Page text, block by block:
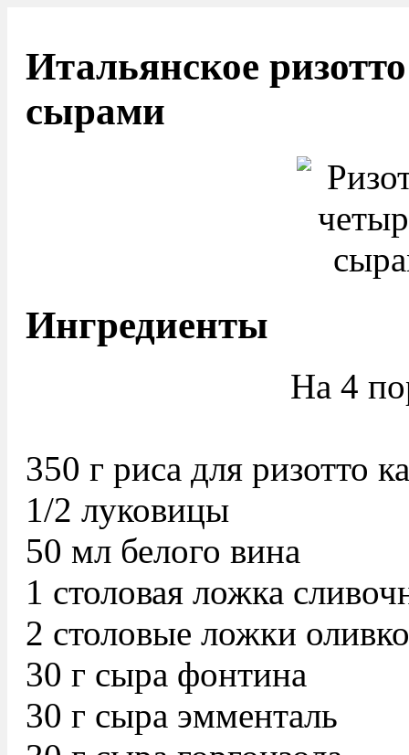
Итальянское
сырами
Ингредиенты
На 4
350 г риса для ризотто
1/2 луковицы
50 мл белого вина
1 столовая ложка
2 столовые ложки
30 г сыра фонтина
30 г сыра эмменталь